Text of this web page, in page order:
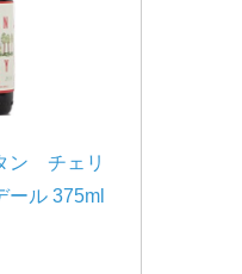
ン　チェリ
ール 375ml